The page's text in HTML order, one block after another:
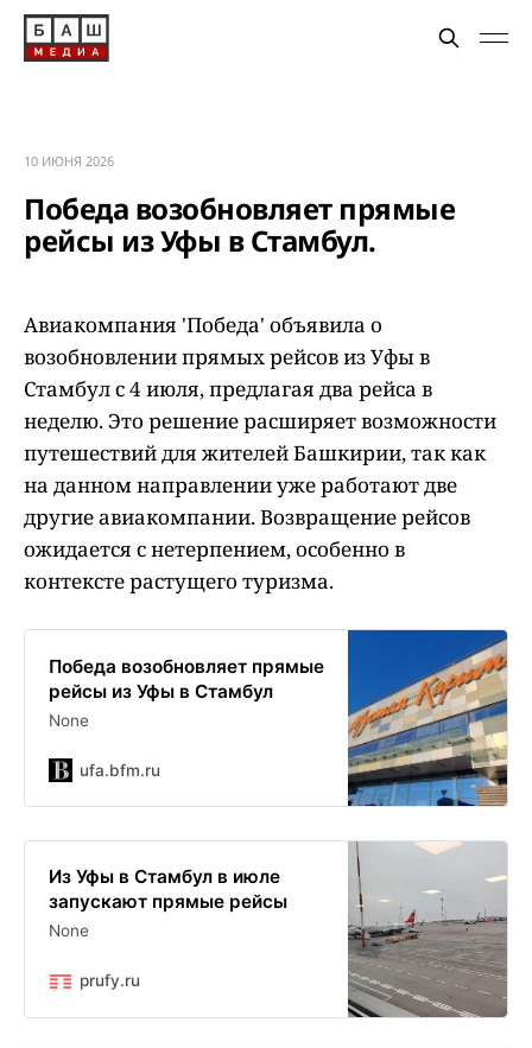
10 ИЮНЯ 2026
Победа возобновляет прямые
рейсы из Уфы в Стамбул.
Авиакомпания 'Победа' объявила о
возобновлении прямых рейсов из Уфы в
Стамбул с 4 июля, предлагая два рейса в
неделю. Это решение расширяет возможности
путешествий для жителей Башкирии, так как
на данном направлении уже работают две
другие авиакомпании. Возвращение рейсов
ожидается с нетерпением, особенно в
контексте растущего туризма.
Победа возобновляет прямые
рейсы из Уфы в Стамбул
None
ufa.bfm.ru
Из Уфы в Стамбул в июле
запускают прямые рейсы
None
prufy.ru